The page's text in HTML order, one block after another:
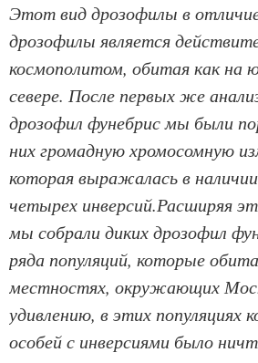
Этот вид дрозофилы в
дрозофилы является
космополитом, обитая как на
севере. После первых же
дрозофил фунебрис мы были
них громадную хромосомную
которая выражалась в
четырех инверсий.Расширяя
мы собрали диких дрозофил
ряда популяций, которые
местностях, окружающих
удивлению, в этих популяциях
особей с инверсиями было